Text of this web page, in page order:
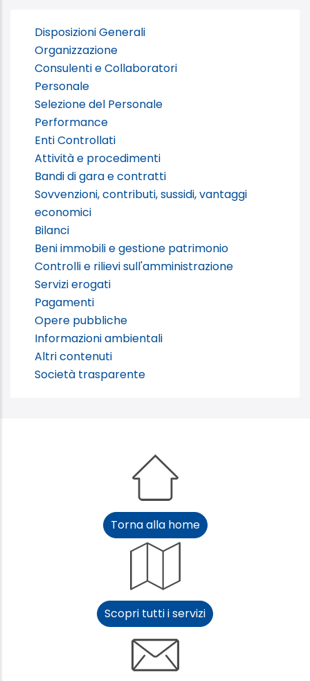
Disposizioni Generali
Organizzazione
Consulenti e Collaboratori
Personale
Selezione del Personale
Performance
Enti Controllati
Attività e procedimenti
Bandi di gara e contratti
Sovvenzioni, contributi, sussidi, vantaggi
economici
Bilanci
Beni immobili e gestione patrimonio
Controlli e rilievi sull'amministrazione
Servizi erogati
Pagamenti
Opere pubbliche
Informazioni ambientali
Altri contenuti
Società trasparente
Torna alla home
Scopri tutti i servizi